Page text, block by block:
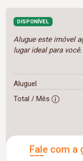
DISPONÍVEL
Alugue este imóvel
lugar ideal para você.
Aluguel
Total / Mês
Fale com a